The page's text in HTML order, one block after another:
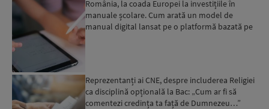
România, la coada Europei la investițiile în
manuale școlare. Cum arată un model de
manual digital lansat pe o platformă bazată pe
Reprezentanți ai CNE, despre includerea Religiei
ca disciplină opțională la Bac: „Cum ar fi să
comentezi credința ta față de Dumnezeu…”